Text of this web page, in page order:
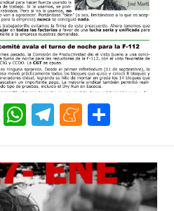
WhatsApp
Telegram
Meneame